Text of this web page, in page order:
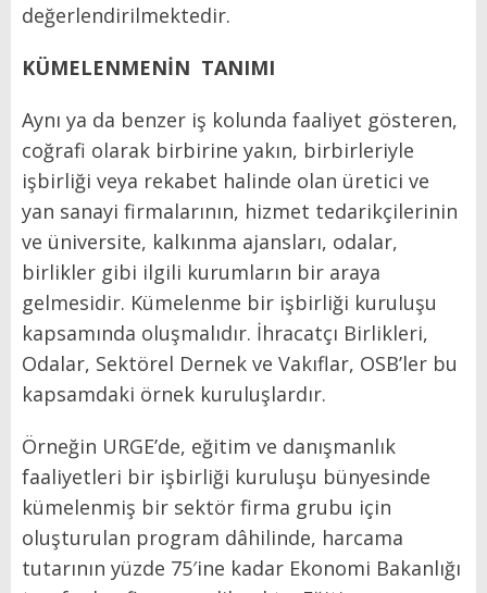
değerlendirilmektedir.
KÜMELENMENİN TANIMI
Aynı ya da benzer iş kolunda faaliyet gösteren,
coğrafi olarak birbirine yakın, birbirleriyle
işbirliği veya rekabet halinde olan üretici ve
yan sanayi firmalarının, hizmet tedarikçilerinin
ve üniversite, kalkınma ajansları, odalar,
birlikler gibi ilgili kurumların bir araya
gelmesidir. Kümelenme bir işbirliği kuruluşu
kapsamında oluşmalıdır. İhracatçı Birlikleri,
Odalar, Sektörel Dernek ve Vakıflar, OSB’ler bu
kapsamdaki örnek kuruluşlardır.
Örneğin URGE’de, eğitim ve danışmanlık
faaliyetleri bir işbirliği kuruluşu bünyesinde
kümelenmiş bir sektör firma grubu için
oluşturulan program dâhilinde, harcama
tutarının yüzde 75′ine kadar Ekonomi Bakanlığı